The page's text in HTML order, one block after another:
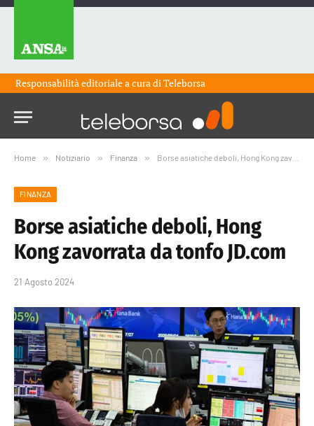
Responsabilità editoriale a cura diTeleborsa
Home » Notiziario » Finanza » Borse asiatiche deboli, Hong Kong zavorrata da tonfo JD.com
FINANZA
Borse asiatiche deboli, Hong
Kong zavorrata da tonfo JD.com
21 Agosto 2024